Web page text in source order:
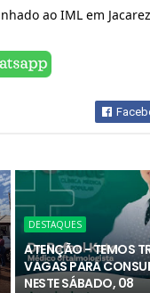
ao IML em
DESTAQUES
ATENÇÃO - TEMOS
VAGAS PARA
NESTE SÁBADO, 08